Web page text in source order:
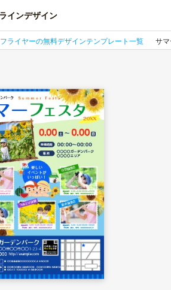
インデザイン
ライヤーの無料デザインテンプレート一覧 サ